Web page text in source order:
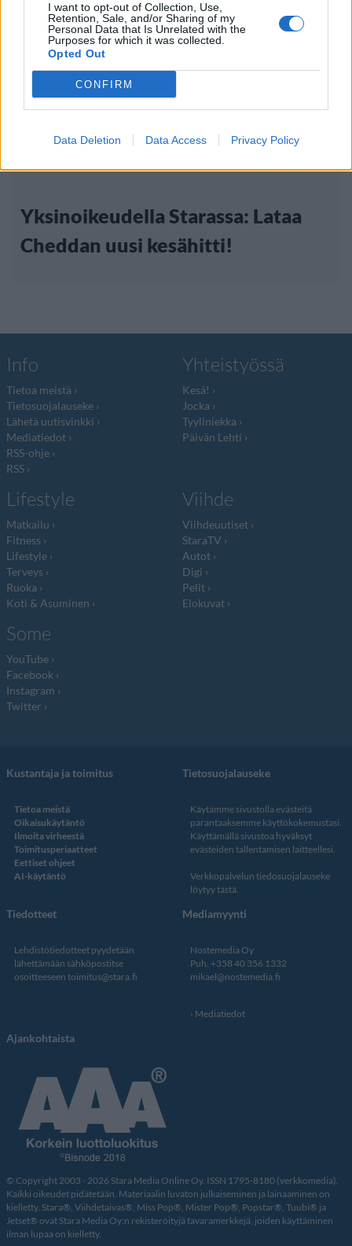
I want to opt-out of Collection, Use,
Retention, Sale, and/or Sharing of my
Personal Data that Is Unrelated with the
Purposes for which it was collected.
Opted Out
CONFIRM
Data Deletion Data Access Privacy Policy
16.6.2009, 9:30
Yksinoikeudella Starassa: Lataa
Cheddan uusi kesähitti!
Info
Tietoa meistä
Tietosuojalauseke
Lähetä uutisvinkki
Mediatiedot
RSS-ohje
RSS
Yhteistyössä
Kesä!
Jocka
Tyyliniekka
Päivän Lehti
Lifestyle
Matkailu
Fitness
Lifestyle
Terveys
Ruoka
Koti & Asuminen
Viihde
Viihdeuutiset
StaraTV
Autot
Digi
Pelit
Elokuvat
Some
YouTube
Facebook
Instagram
Twitter
Kustantaja ja toimitus
Tietoa meistä
Oikaisukäytäntö
Ilmoita virheestä
Toimitusperiaatteet
Eettiset ohjeet
AI-käytäntö
Tietosuojalauseke
Käytämme sivustolla evästeitä
parantaaksemme käyttökokemustasi.
Käyttämällä sivustoa hyväksyt
evästeiden tallentamisen laitteellesi.
Verkkopalvelun tiedosuojalauseke
löytyy tästä
Tiedotteet
Lehdistötiedotteet pyydetään
lähettämään sähköpostitse
osoitteeseen toimitus@stara.fi
Mediamyynti
Nostemedia Oy
Puh. +358 40 356 1332
mikael@nostemedia.fi
Mediatiedot
Ajankohtaista
© Copyright 2003 - 2026 Stara Media Online Oy. ISSN 1795-8180 (verkkomedia).
Kaikki oikeudet pidätetään. Materiaalin luvaton julkaiseminen ja lainaaminen on
kielletty. Stara®, Viihdetaivas®, Miss Pop®, Mister Pop®, Popstar®, Tuubi® ja
Jetset® ovat Stara Media Oy:n rekisteröityjä tavaramerkkejä, joiden käyttäminen
ilman lupaa on kielletty.